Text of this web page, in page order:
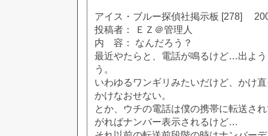
アイス・ブルー探偵社掲示板 [278]
投稿者： ＥＺ＠管理人
内 容： なんだろう？
最近やたらと、電話が鳴るけど…出よ
う。
いわゆるワンギリみたいだけど、かけ
かけなおせない。
とか、ウチの電話は僕の携帯に転送さ
がればナンバー表示されるけど…